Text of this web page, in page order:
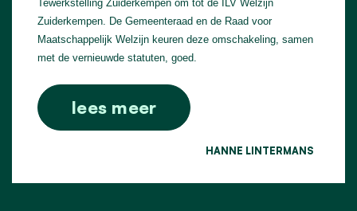
Tewerkstelling Zuiderkempen om tot de ILV Welzijn
Zuiderkempen. De Gemeenteraad en de Raad voor
Maatschappelijk Welzijn keuren deze omschakeling, samen
met de vernieuwde statuten, goed.
lees meer
HANNE LINTERMANS